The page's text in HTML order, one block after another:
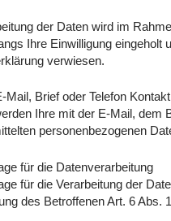
der Daten wird im
Ihre Einwilligung eingeholt
verwiesen.
Mail, Brief oder Telefon
Ihre mit der E-Mail, dem
personenbezogenen
für die Datenverarbeitung
für die Verarbeitung der
des Betroffenen Art. 6 Abs.